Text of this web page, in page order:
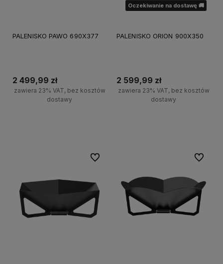
PALENISKO PAWO 690X377
2 499,99 zł
zawiera 23% VAT, bez kosztów
dostawy
Oczekiwanie na dostawę 🚚
PALENISKO ORION 900X350
2 599,99 zł
zawiera 23% VAT, bez kosztów
dostawy
Do ulubionych Do